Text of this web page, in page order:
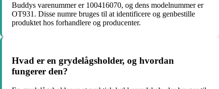
Buddys varenummer er 100416070, og dens modelnummer er
OT931. Disse numre bruges til at identificere og genbestille
produktet hos forhandlere og producenter.
Hvad er en grydelågsholder, og hvordan
fungerer den?